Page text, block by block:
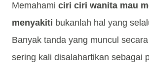
Memahami ciri ciri wanita mau
menyakiti bukanlah hal yang
Banyak tanda yang muncul
sering kali disalahartikan sebagai